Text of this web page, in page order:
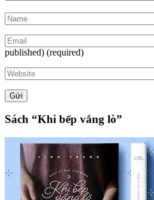
published) (required)
Sách “Khi bếp vắng lò”